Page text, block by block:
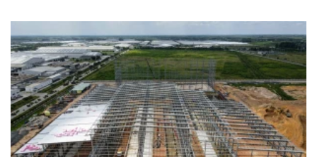
riêng. Với những thông tin trong bài viết này, BMB Steel